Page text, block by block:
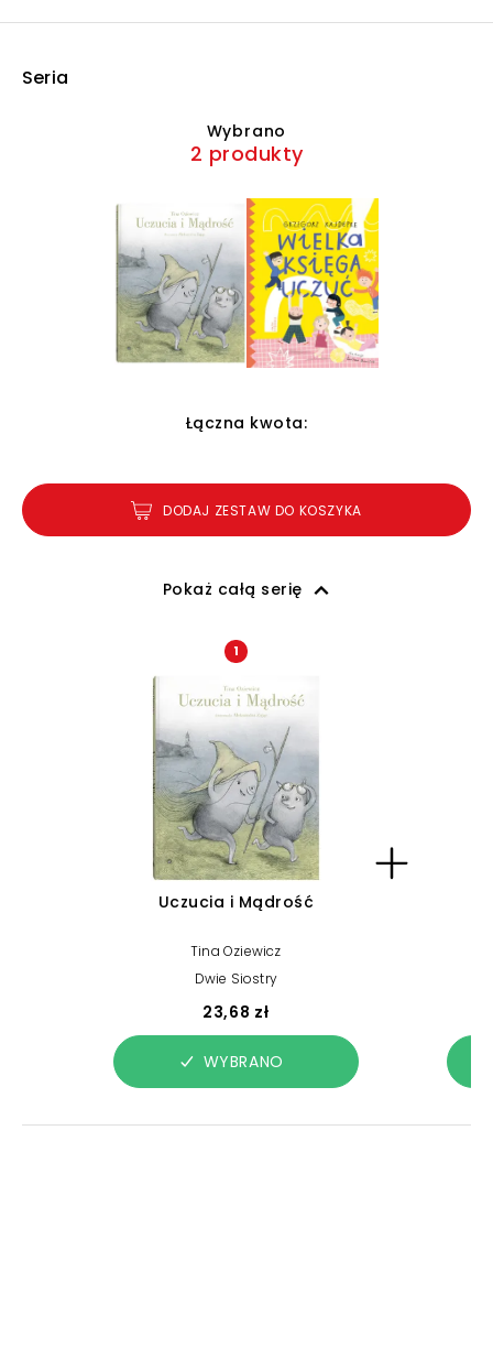
Seria
Wybrano
2 produkty
Łączna kwota:
DODAJ ZESTAW DO KOSZYKA
Pokaż całą serię
1
Uczucia i Mądrość
Tina Oziewicz
Dwie Siostry
23,68 zł
WYBRANO